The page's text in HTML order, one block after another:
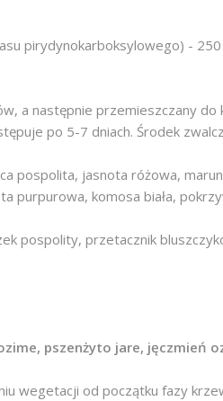
pirydynokarboksylowego) -
a następnie przemieszczany
po 5-7 dniach. Środek
pospolita, jasnota różowa,
purpurowa, komosa biała,
pospolity, przetacznik
pszenżyto jare, jęczmień
wegetacji od początku fazy